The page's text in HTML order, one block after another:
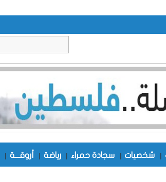
| شخصيات | سجادة حمراء | رياضة | أروقـــة |